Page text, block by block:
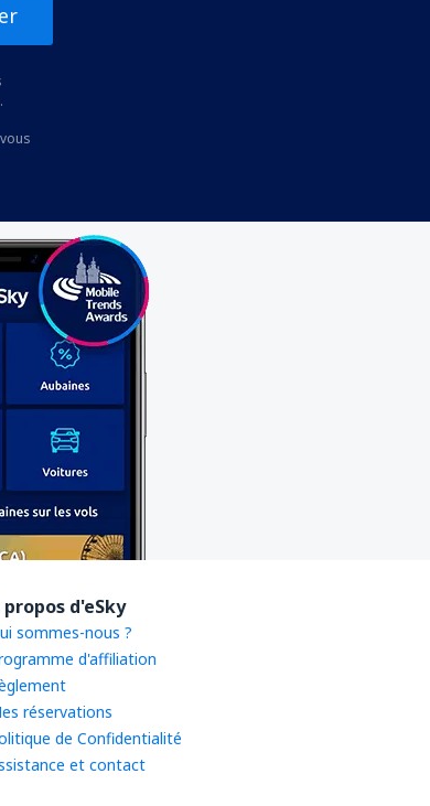
propos d'eSky
sommes-nous ?
d'affiliation
réservations
de Confidentialité
et contact